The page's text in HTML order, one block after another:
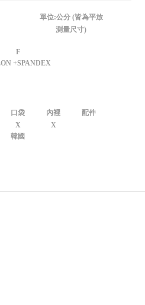
單位:公分 (皆為平放
測量尺寸)
F
+SPANDEX
口袋 內裡
配件
X
X
韓國